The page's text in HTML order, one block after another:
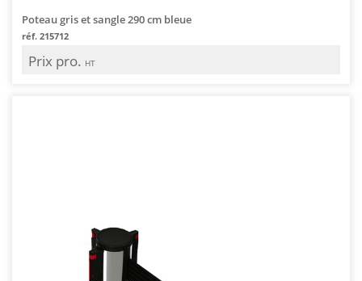
Poteau gris et sangle 290 cm bleue
réf. 215712
Prix pro. HT